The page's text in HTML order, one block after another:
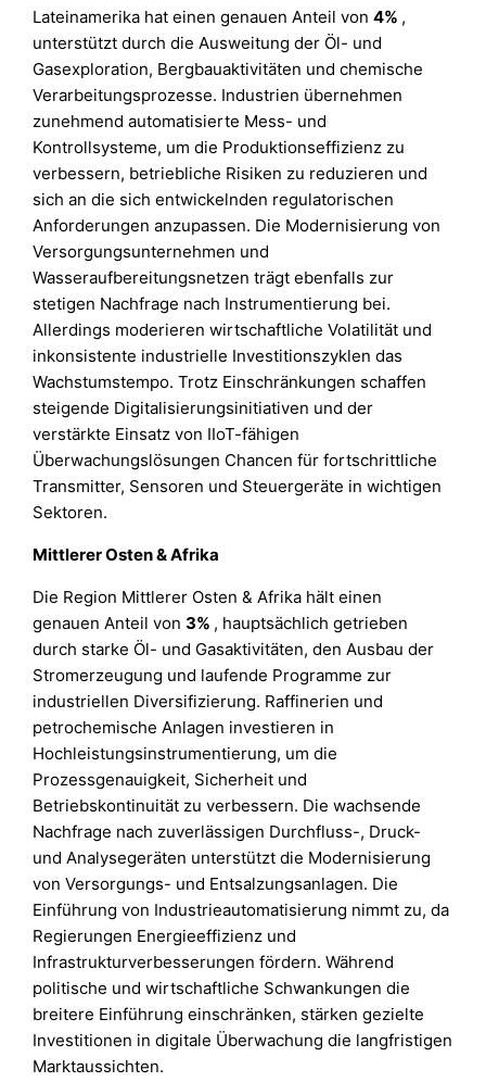
Lateinamerika hat einen genauen Anteil von4% ,
unterstützt durch die Ausweitung der Öl- und
Gasexploration, Bergbauaktivitäten und chemische
Verarbeitungsprozesse. Industrien übernehmen
zunehmend automatisierte Mess- und
Kontrollsysteme, um die Produktionseffizienz zu
verbessern, betriebliche Risiken zu reduzieren und
sich an die sich entwickelnden regulatorischen
Anforderungen anzupassen. Die Modernisierung von
Versorgungsunternehmen und
Wasseraufbereitungsnetzen trägt ebenfalls zur
stetigen Nachfrage nach Instrumentierung bei.
Allerdings moderieren wirtschaftliche Volatilität und
inkonsistente industrielle Investitionszyklen das
Wachstumstempo. Trotz Einschränkungen schaffen
steigende Digitalisierungsinitiativen und der
verstärkte Einsatz von IIoT-fähigen
Überwachungslösungen Chancen für fortschrittliche
Transmitter, Sensoren und Steuergeräte in wichtigen
Sektoren.
Mittlerer Osten & Afrika
Die Region Mittlerer Osten & Afrika hält einen
genauen Anteil von3% , hauptsächlich getrieben
durch starke Öl- und Gasaktivitäten, den Ausbau der
Stromerzeugung und laufende Programme zur
industriellen Diversifizierung. Raffinerien und
petrochemische Anlagen investieren in
Hochleistungsinstrumentierung, um die
Prozessgenauigkeit, Sicherheit und
Betriebskontinuität zu verbessern. Die wachsende
Nachfrage nach zuverlässigen Durchfluss-, Druck-
und Analysegeräten unterstützt die Modernisierung
von Versorgungs- und Entsalzungsanlagen. Die
Einführung von Industrieautomatisierung nimmt zu, da
Regierungen Energieeffizienz und
Infrastrukturverbesserungen fördern. Während
politische und wirtschaftliche Schwankungen die
breitere Einführung einschränken, stärken gezielte
Investitionen in digitale Überwachung die langfristigen
Marktaussichten.